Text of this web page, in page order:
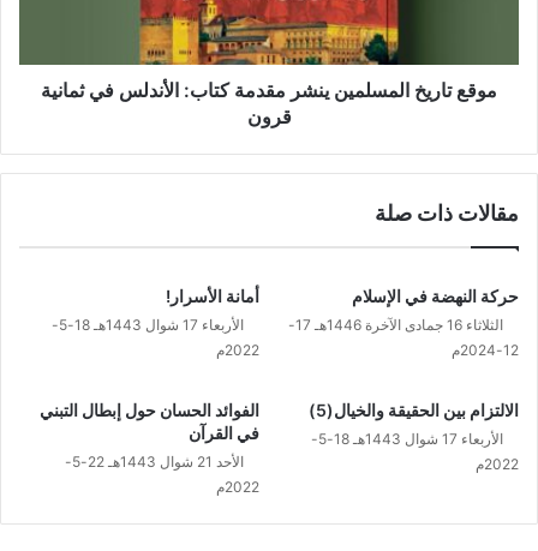
ثمانية
قرونموقع تاريخ المسلمين ينشر مقدمة كتاب: الأندلس في ثمانية
قرون
مقالات ذات صلة
حركة النهضة في الإسلام
الثلاثاء 16 جمادى الآخرة 1446هـ 17-
12-2024م
أمانة الأسرار!
الأربعاء 17 شوال 1443هـ 18-5-
2022م
الالتزام بين الحقيقة والخيال(5)
الأربعاء 17 شوال 1443هـ 18-5-
2022م
الفوائد الحسان حول إبطال التبني
في القرآن
الأحد 21 شوال 1443هـ 22-5-
2022م